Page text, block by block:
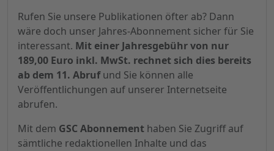
Rufen Sie unsere Publikationen öfter ab? Dann
wäre doch unser Jahres-Abonnement sicher für Sie
interessant. Mit einer Jahresgebühr von nur
189,00 Euro inkl. MwSt. rechnet sich dies bereits
ab dem 11. Abrufund Sie können alle
Veröffentlichungen auf unserer Internetseite
abrufen.
Mit dem GSC Abonnement haben Sie Zugriff auf
sämtliche redaktionellen Inhalte und das